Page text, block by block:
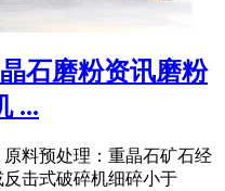
石磨粉资讯磨粉
...
料预处理：重晶石矿石经
击式破碎机细碎小于